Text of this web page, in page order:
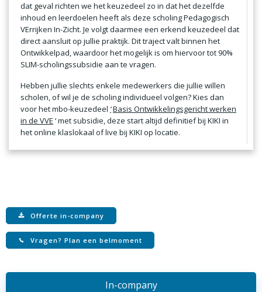
dat geval richten we het keuzedeel zo in dat het dezelfde
inhoud en leerdoelen heeft als deze scholing Pedagogisch
VErrijken In-Zicht. Je volgt daarmee een erkend keuzedeel dat
direct aansluit op jullie praktijk. Dit traject valt binnen het
Ontwikkelpad, waardoor het mogelijk is om hiervoor tot 90%
SLIM-scholingssubsidie aan te vragen.
Hebben jullie slechts enkele medewerkers die jullie willen
scholen, of wil je de scholing individueel volgen? Kies dan
voor het mbo-keuzedeel ‘Basis Ontwikkelingsgericht werken
in de VVE ‘ met subsidie, deze start altijd definitief bij KIKI in
het online klaslokaal of live bij KIKI op locatie.
Offerte in-company
Vragen? Plan een belmoment
In-company